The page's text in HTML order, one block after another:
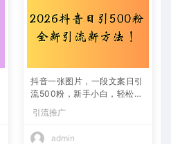
抖音一张图片，一段文案日引
流500粉，新手小白，轻松上
引流推广
admin